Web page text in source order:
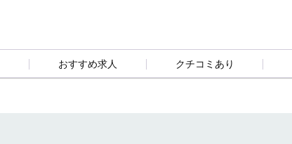
おすすめ求人 クチコミあり